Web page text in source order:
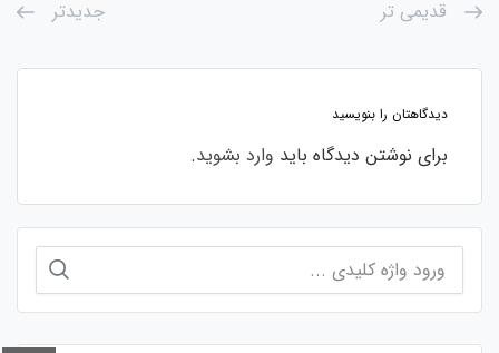
قدیمی تر جدیدتر
دیدگاهتان را بنویسید
برای نوشتن دیدگاه باید وارد بشوید.
برای: